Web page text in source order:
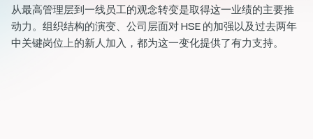
从最高管理层到一线员工的观念转变是取得这一业绩的主要推
动力。组织结构的演变、公司层面对 HSE 的加强以及过去两年
中关键岗位上的新人加入，都为这一变化提供了有力支持。